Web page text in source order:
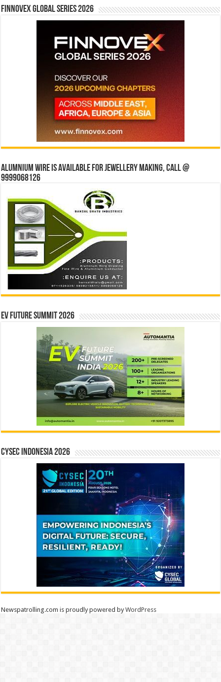
Finnovex Global Series 2026
Alumnium wire is available for jewellery making, Call @
9999068126
EV Future Summit 2026
CYSEC INDONESIA 2026
Newspatrolling.com is proudly powered byWordPress